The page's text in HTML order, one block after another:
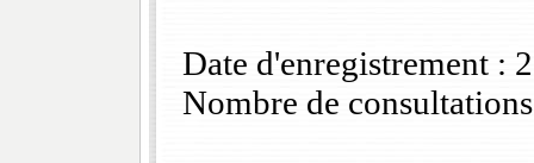
Date d'enregistrement :
Nombre de